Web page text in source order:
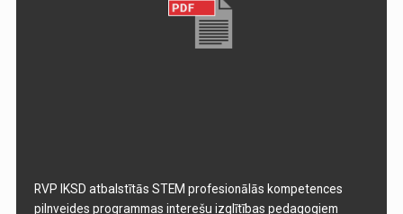
RVP IKSD atbalstītās STEM profesionālās kompetences
pilnveides programmas interešu izglītības pedagogiem